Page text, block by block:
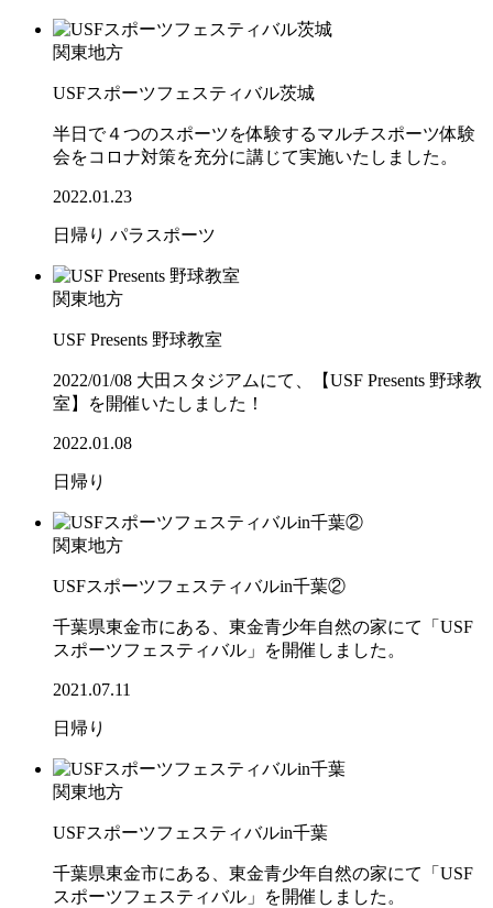
関東地方
USFスポーツフェスティバル茨城
半日で４つのスポーツを体験するマルチスポーツ体験
会をコロナ対策を充分に講じて実施いたしました。
2022.01.23
日帰り パラスポーツ
関東地方
USF Presents 野球教室
2022/01/08 大田スタジアムにて、【USF Presents 野球教
室】を開催いたしました！
2022.01.08
日帰り
関東地方
USFスポーツフェスティバルin千葉②
千葉県東金市にある、東金青少年自然の家にて「USF
スポーツフェスティバル」を開催しました。
2021.07.11
日帰り
関東地方
USFスポーツフェスティバルin千葉
千葉県東金市にある、東金青少年自然の家にて「USF
スポーツフェスティバル」を開催しました。